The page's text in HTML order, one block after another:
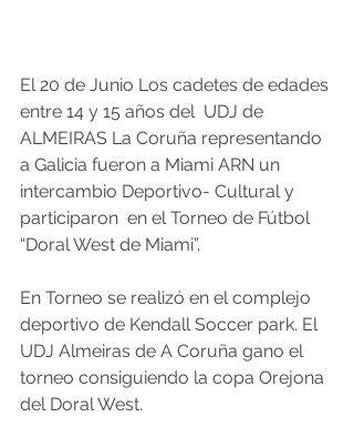
El 20 de Junio Los cadetes de edades
entre 14 y 15 años del  UDJ de
ALMEIRAS La Coruña representando
a Galicia fueron a Miami ARN un
intercambio Deportivo- Cultural y
participaron  en el Torneo de Fútbol
“Doral West de Miami”.
En Torneo se realizó en el complejo
deportivo de Kendall Soccer park. El
UDJ Almeiras de A Coruña gano el
torneo consiguiendo la copa Orejona
del Doral West.